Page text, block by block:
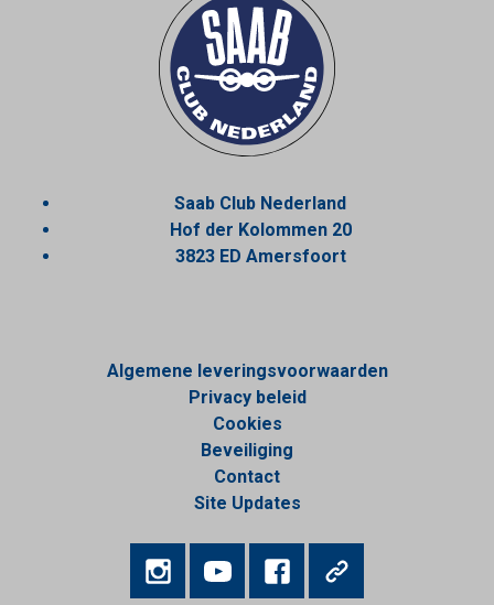
Saab Club Nederland
Hof der Kolommen 20
3823 ED Amersfoort
Algemene leveringsvoorwaarden
Privacy beleid
Cookies
Beveiliging
Contact
Site Updates